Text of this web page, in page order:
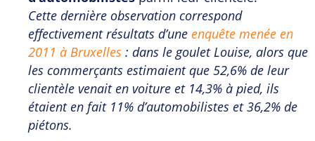
Cette dernière observation correspond
effectivement résultats d’une enquête menée en
2011 à Bruxelles : dans le goulet Louise, alors que
les commerçants estimaient que 52,6% de leur
clientèle venait en voiture et 14,3% à pied, ils
étaient en fait 11% d’automobilistes et 36,2% de
piétons.